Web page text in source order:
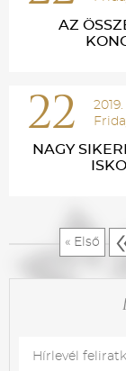
AZ
22
NAGY
« Első